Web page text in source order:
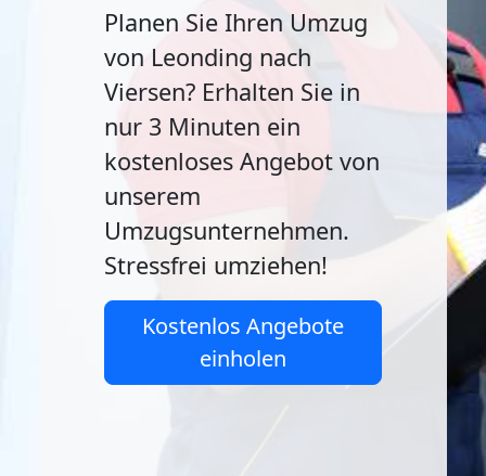
Planen Sie Ihren Umzug
von Leonding nach
Viersen? Erhalten Sie in
nur 3 Minuten ein
kostenloses Angebot von
unserem
Umzugsunternehmen.
Stressfrei umziehen!
Kostenlos Angebote
einholen